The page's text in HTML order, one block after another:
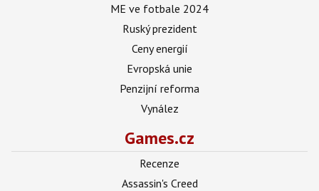
ME ve fotbale 2024
Ruský prezident
Ceny energií
Evropská unie
Penzijní reforma
Vynález
Games.cz
Recenze
Assassin's Creed